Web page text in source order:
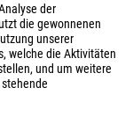
der
die gewonnenen
unserer
welche die Aktivitäten
und um weitere